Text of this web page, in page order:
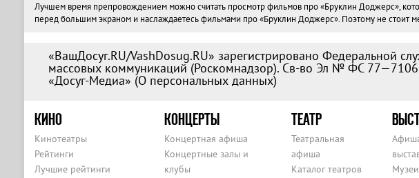
Лучшем время препровождением можно считать просмотр фильмов про «Бруклин Доджерс»,
перед большим экраном и наслаждаетесь фильмами про «Бруклин Доджерс». Поэтому не стоит
«ВашДосуг.RU/VashDosug.RU» зарегистрировано Федеральной
массовых коммуникаций (Роскомнадзор). Св-во Эл № ФС
«Досуг-Медиа» (О персональных данных)
КИНО
Кинотеатры
Рейтинги
Лучшие рейтинги
КОНЦЕРТЫ
Концертная афиша
Концертные залы и
клубы
ТЕАТР
Театральная
афиша
Каталог театров